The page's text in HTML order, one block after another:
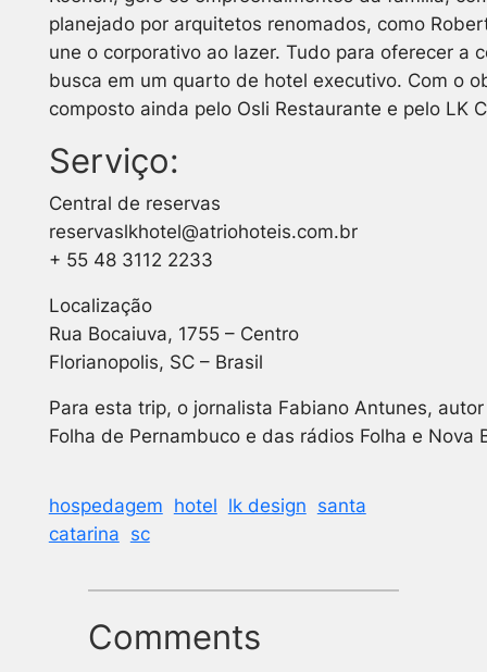
planejado por arquitetos renomados, como
une o corporativo ao lazer. Tudo para oferecer
busca em um quarto de hotel executivo. Com o
composto ainda pelo Osli Restaurante e pelo LK
Serviço:
Central de reservas
reservaslkhotel@atriohoteis.com.br
+ 55 48 3112 2233
Localização
Rua Bocaiuva, 1755 – Centro
Florianopolis, SC – Brasil
Para esta trip, o jornalista Fabiano Antunes,
Folha de Pernambuco e das rádios Folha e
hospedagem hotel lk design santa
catarina sc
Comments